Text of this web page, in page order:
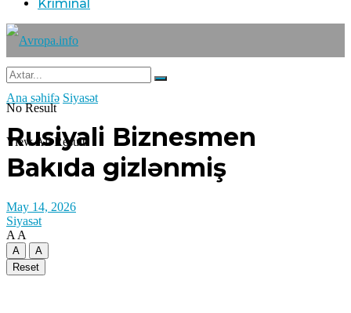
Kriminal
No Result
View All Result
Ana səhifə Siyasət
Rusiyali Biznesmen
Bakıda gizlənmiş
May 14, 2026
Siyasət
A A
A
A
Reset